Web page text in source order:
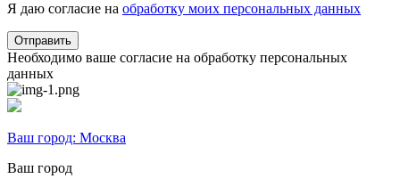
Я даю согласие на обработку моих персональных данных
Необходимо ваше согласие на обработку персональных
данных
Ваш город: Москва
Ваш город